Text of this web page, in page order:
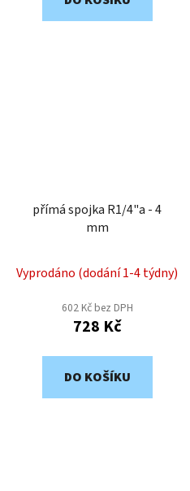
přímá spojka R1/4"a - 4
mm
Vyprodáno (dodání 1-4 týdny)
602 Kč bez DPH
728 Kč
DO KOŠÍKU